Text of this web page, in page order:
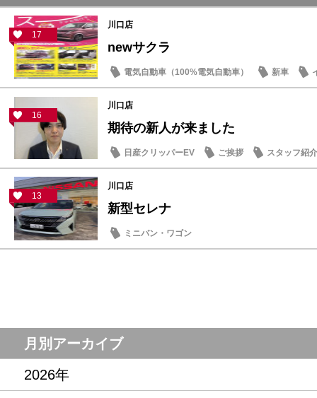
17
川口店
newサクラ
電気自動車（100%電気自動車） 新車
16
川口店
期待の新人が来ました
日産クリッパーEV ご挨拶 スタッフ紹介
13
川口店
新型セレナ
ミニバン・ワゴン
月別アーカイブ
2026年